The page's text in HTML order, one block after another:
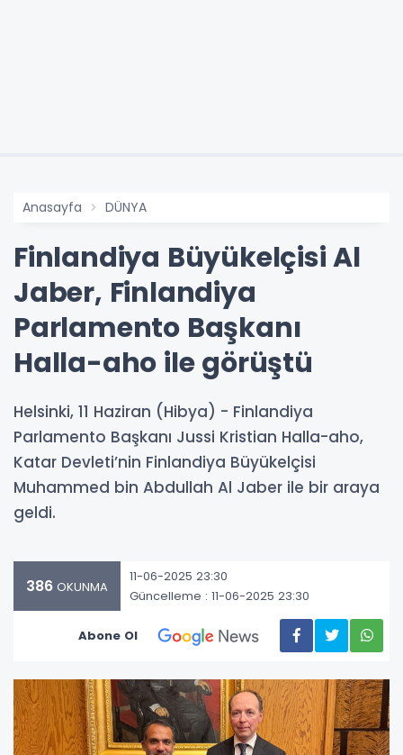
Anasayfa DÜNYA
Finlandiya Büyükelçisi Al
Jaber, Finlandiya
Parlamento Başkanı
Halla-aho ile görüştü
Helsinki, 11 Haziran (Hibya) - Finlandiya
Parlamento Başkanı Jussi Kristian Halla-aho,
Katar Devleti’nin Finlandiya Büyükelçisi
Muhammed bin Abdullah Al Jaber ile bir araya
geldi.
386 OKUNMA
11-06-2025 23:30
Güncelleme : 11-06-2025 23:30
Abone Ol